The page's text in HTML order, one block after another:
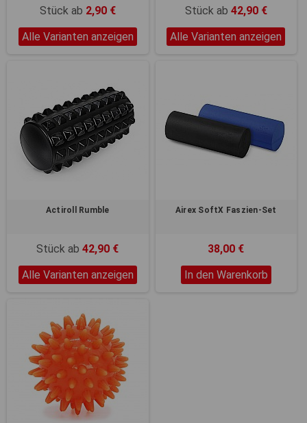
Stück ab 2,90 €
Alle Varianten anzeigen
Stück ab 42,90 €
Alle Varianten anzeigen
Actiroll Rumble
Stück ab 42,90 €
Alle Varianten anzeigen
Airex SoftX Faszien-Set
38,00 €
In den Warenkorb